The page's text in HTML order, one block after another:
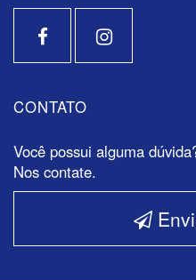
CONTATO
Você possui alguma
Nos contate.